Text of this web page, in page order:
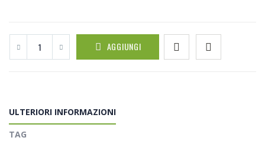
AGGIUNGI
ULTERIORI INFORMAZIONI
TAG